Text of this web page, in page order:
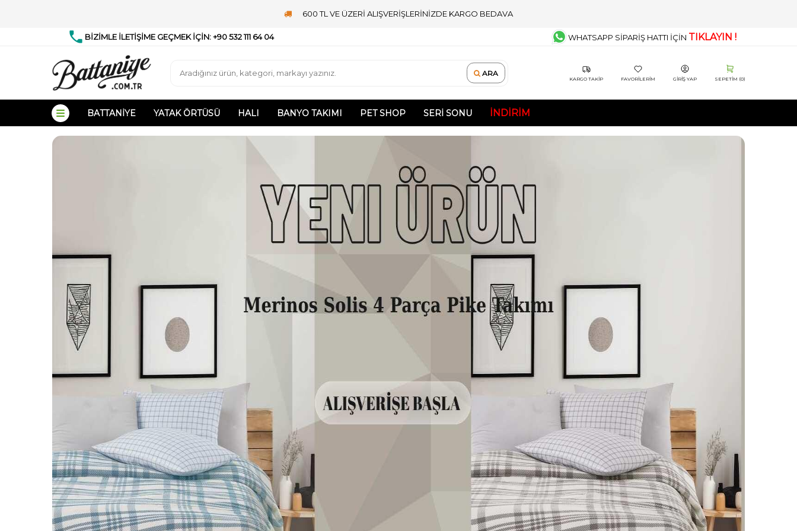
600 TL VE ÜZERİ ALIŞVERİŞLERİNİZDE KARGO BEDAVA
BİZİMLE İLETİŞİME GEÇMEK İÇİN: +90 532 111 64 04 WHATSAPP SİPARİŞ HATTI İÇİN TIKLAYIN !
ARA
KARGO TAKIP FAVORILERIM GIRIŞ YAP SEPETIM (0)
BATTANIYE YATAK ÖRTÜSÜ HALI BANYO TAKIMI PET SHOP SERI SONU İNDIRIM